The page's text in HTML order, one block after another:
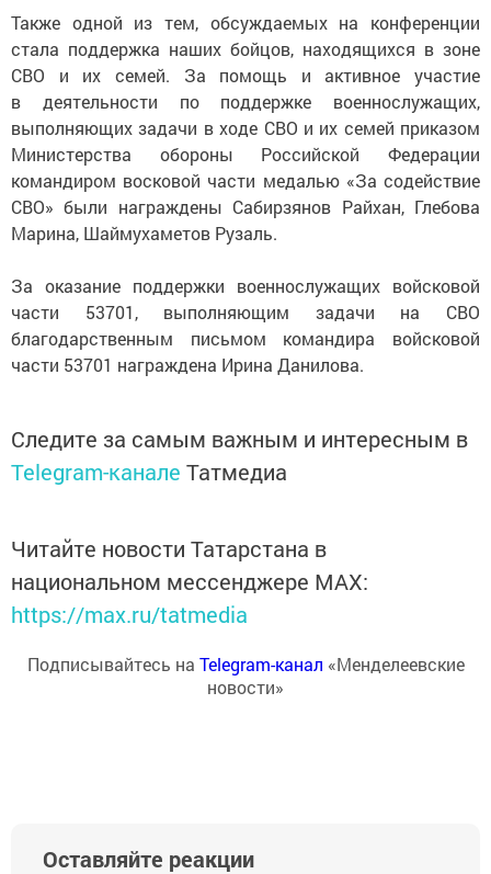
Также одной из тем, обсуждаемых на конференции
стала поддержка наших бойцов, находящихся в зоне
СВО и их семей. За помощь и активное участие
в деятельности по поддержке военнослужащих,
выполняющих задачи в ходе СВО и их семей приказом
Министерства обороны Российской Федерации
командиром восковой части медалью «За содействие
СВО» были награждены Сабирзянов Райхан, Глебова
Марина, Шаймухаметов Рузаль.
За оказание поддержки военнослужащих войсковой
части 53701, выполняющим задачи на СВО
благодарственным письмом командира войсковой
части 53701 награждена Ирина Данилова.
Следите за самым важным и интересным в
Telegram-канале Татмедиа
Читайте новости Татарстана в
национальном мессенджере MАХ:
https://max.ru/tatmedia
Подписывайтесь на Telegram-канал «Менделеевские
новости»
Оставляйте реакции